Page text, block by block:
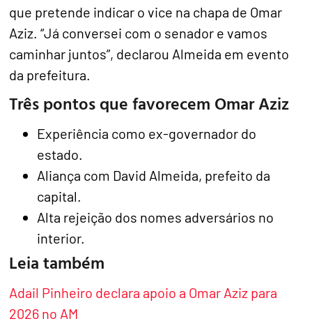
que pretende indicar o vice na chapa de Omar
Aziz. “Já conversei com o senador e vamos
caminhar juntos”, declarou Almeida em evento
da prefeitura.
Três pontos que favorecem Omar Aziz
Experiência como ex-governador do
estado.
Aliança com David Almeida, prefeito da
capital.
Alta rejeição dos nomes adversários no
interior.
Leia também
Adail Pinheiro declara apoio a Omar Aziz para
2026 no AM